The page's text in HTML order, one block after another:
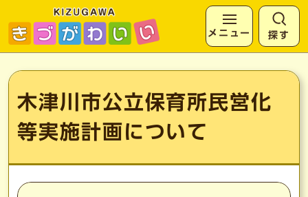
ページの先頭です
メニュー 探す
ここから本文です
木津川市公立保育所民営化
等実施計画について